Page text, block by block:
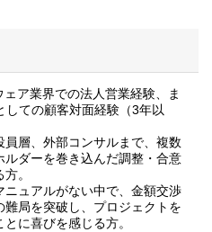
ェア業界での法人営業経験、ま
しての顧客対面経験（3年以
員層、外部コンサルまで、複数
ルダーを巻き込んだ調整・合意
。
ニュアルがない中で、金額交渉
難局を突破し、プロジェクトを
に喜びを感じる方。